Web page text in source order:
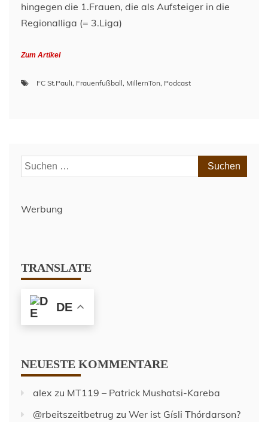
hingegen die 1.Frauen, die als Aufsteiger in die
Regionalliga (= 3.Liga)
Zum Artikel
FC St.Pauli, Frauenfußball, MillernTon, Podcast
Suchen
nach:
Werbung
TRANSLATE
DE
NEUESTE KOMMENTARE
alex zu MT119 – Patrick Mushatsi-Kareba
@rbeitszeitbetrug zu Wer ist Gísli Thórdarson?